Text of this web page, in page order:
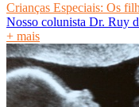
Crianças Especiais: Os
Nosso colunista Dr. Ruy
+ mais